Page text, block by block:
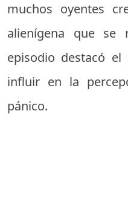
muchos oyentes
alienígena que se
episodio destacó
influir en la
pánico.